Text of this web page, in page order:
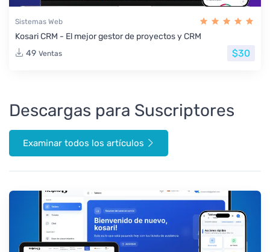
Sistemas Web
Kosari CRM - El mejor gestor de proyectos y CRM
49 Ventas $30
Descargas para Suscriptores
Examinar todos los artículos